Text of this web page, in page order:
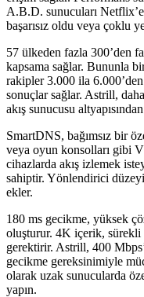
A.B.D. sunucuları
başarısız oldu veya çoklu
57 ülkeden fazla 300’den
kapsama sağlar. Bununla
rakipler 3.000 ila
sonuçlar sağlar. Astrill,
akış sunucusu
SmartDNS, bağımsız bir
veya oyun konsolları gibi
cihazlarda akış izlemek
sahiptir. Yönlendirici
ekler.
180 ms gecikme, yüksek
oluşturur. 4K içerik,
gerektirir. Astrill, 400
gecikme gereksinimiyle
olarak uzak sunucularda
yapın.